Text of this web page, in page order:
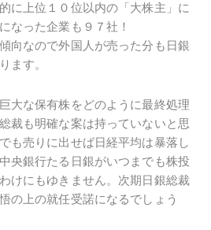
に上位１０位以内の「大株主」に
なった企業も９７社！
向なので外国人が売った分も日銀
ます。
大な保有株をどのように最終処理
裁も明確な案は持っていないと思
も売りに出せば日経平均は暴落し
央銀行たる日銀がいつまでも株投
けにもゆきません。次期日銀総裁
の上の就任受諾になるでしょう